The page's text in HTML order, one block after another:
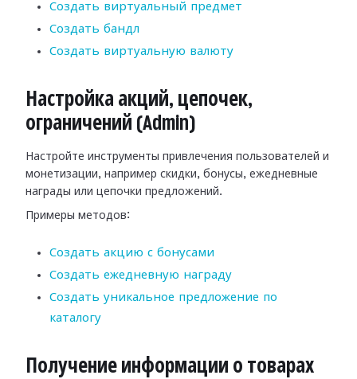
Создать виртуальный предмет
Создать бандл
Создать виртуальную валюту
Настройка акций, цепочек,
ограничений (Admin)
Настройте инструменты привлечения пользователей и
монетизации, например скидки, бонусы, ежедневные
награды или цепочки предложений.
Примеры методов:
Создать акцию с бонусами
Создать ежедневную награду
Создать уникальное предложение по
каталогу
Получение информации о товарах